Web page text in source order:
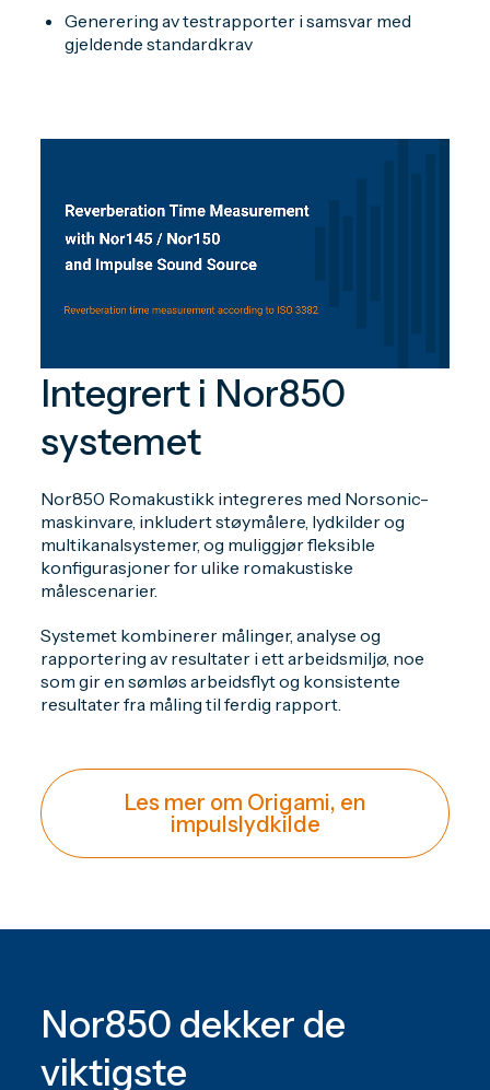
Generering av testrapporter i samsvar med
gjeldende standardkrav
Integrert i Nor850
systemet
Nor850 Romakustikk integreres med Norsonic-
maskinvare, inkludert støymålere, lydkilder og
multikanalsystemer, og muliggjør fleksible
konfigurasjoner for ulike romakustiske
målescenarier.
Systemet kombinerer målinger, analyse og
rapportering av resultater i ett arbeidsmiljø, noe
som gir en sømløs arbeidsflyt og konsistente
resultater fra måling til ferdig rapport.
Les mer om Origami, en
impulslydkilde
Nor850 dekker de
viktigste